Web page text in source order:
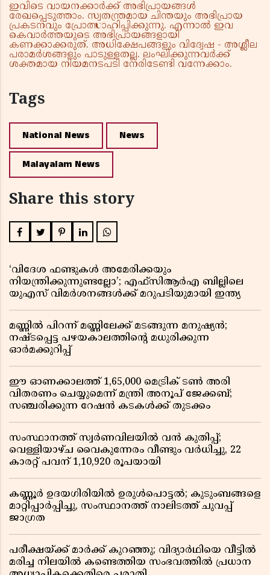
ഇവിടെ വായനക്കാർക്ക് അഭിപ്രായങ്ങൾ
രേഖപ്പെടുത്താം. സ്വതന്ത്രമായ ചിന്തയും അഭിപ്രായ
പ്രകടനവും പ്രോത്സാഹിപ്പിക്കുന്നു. എന്നാൽ ഇവ
കെവാർത്തയുടെ അഭിപ്രായങ്ങളായി
കണക്കാക്കരുത്. അധിക്ഷേപങ്ങളും വിദ്വേഷ - അശ്ലീല
പരാമർശങ്ങളും പാടുള്ളതല്ല. ലംഘിക്കുന്നവർക്ക്
ശക്തമായ നിയമനടപടി നേരിടേണ്ടി വന്നേക്കാം.
Tags
National News News
Malayalam News
Share this story
‘വിദേശ ഫണ്ടുകൾ അമേരിക്കയും
നിയന്ത്രിക്കുന്നുണ്ടല്ലോ’; എഫ്സിആർഎ ബില്ലിലെ
യുഎസ് വിമർശനങ്ങൾക്ക് മറുപടിയുമായി ഇന്ത്യ
മണ്ണിൽ പിറന്ന് മണ്ണിലേക്ക് മടങ്ങുന്ന മനുഷ്യൻ;
നഷ്ടപ്പെട്ട പഴയകാലത്തിൻ്റെ മധുരിക്കുന്ന
ഓർമക്കുറിപ്പ്
ഈ ഓണക്കാലത്ത് 1,65,000 മെട്രിക് ടൺ അരി
വിതരണം ചെയ്യുമെന്ന് മന്ത്രി അനൂപ് ജേക്കബ്;
സഞ്ചരിക്കുന്ന റേഷൻ കടകൾക്ക് തുടക്കം
സംസ്ഥാനത്ത് സ്വർണവിലയിൽ വൻ കുതിപ്പ്;
വെള്ളിയാഴ്ച വൈകുന്നേരം വീണ്ടും വർധിച്ചു, 22
കാരറ്റ് പവന് 1,10,920 രൂപയായി
കണ്ണൂർ ഉദയഗിരിയിൽ ഉരുൾപൊട്ടൽ; കുടുംബങ്ങളെ
മാറ്റിപ്പാർപ്പിച്ചു, സംസ്ഥാനത്ത് നാലിടത്ത് ചുവപ്പ്
ജാഗ്രത
പരീക്ഷയ്ക്ക് മാർക്ക് കുറഞ്ഞു; വിദ്യാർഥിയെ വീട്ടിൽ
മരിച്ച നിലയിൽ കണ്ടെത്തിയ സംഭവത്തിൽ പ്രധാന